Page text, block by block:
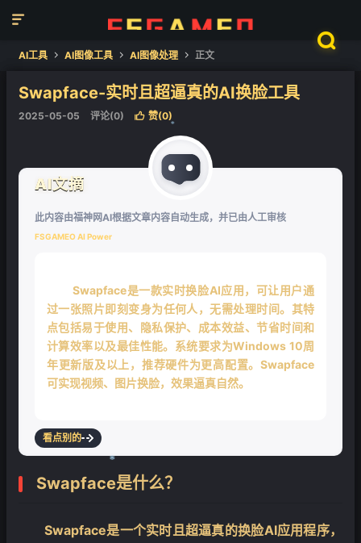


AI工具  AI图像工具  AI图像处理  正文
Swapface-实时且超逼真的AI换脸工具
2025-05-05 评论(0)  赞(0)
AI文摘
此内容由福神网AI根据文章内容自动生成，并已由人工审核
FSGAMEO AI Power
Swapface是一款实时换脸AI应用，可让用户通
过一张照片即刻变身为任何人，无需处理时间。其特
点包括易于使用、隐私保护、成本效益、节省时间和
计算效率以及最佳性能。系统要求为Windows 10周
年更新版及以上，推荐硬件为更高配置。Swapface
可实现视频、图片换脸，效果逼真自然。
看点别的
Swapface是什么？
Swapface是一个实时且超逼真的换脸AI应用程序，
❄
❄